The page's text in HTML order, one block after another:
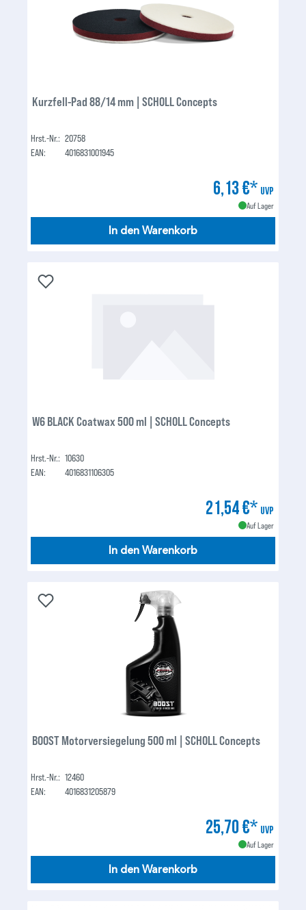
Kurzfell-Pad 88/14 mm | SCHOLL Concepts
Hrst.-Nr.: 20758
EAN:
4016831001945
6,13 €* UVP
Auf Lager
In den Warenkorb
W6 BLACK Coatwax 500 ml | SCHOLL Concepts
Hrst.-Nr.: 10630
EAN:
4016831106305
21,54 €* UVP
Auf Lager
In den Warenkorb
BOOST Motorversiegelung 500 ml | SCHOLL Concepts
Hrst.-Nr.: 12460
EAN:
4016831205879
25,70 €* UVP
Auf Lager
In den Warenkorb